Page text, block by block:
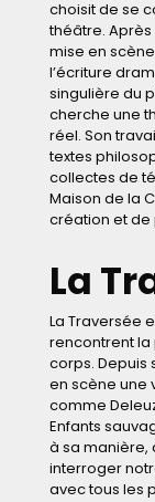
choisit de se
théâtre. Après
mise en
l’écriture
singulière du
cherche une
réel. Son
textes
collectes de
Maison de la
création et de
La
La Traversée
rencontrent
corps. Depuis
en scène une
comme
Enfants
à sa manière,
interroger
avec tous les